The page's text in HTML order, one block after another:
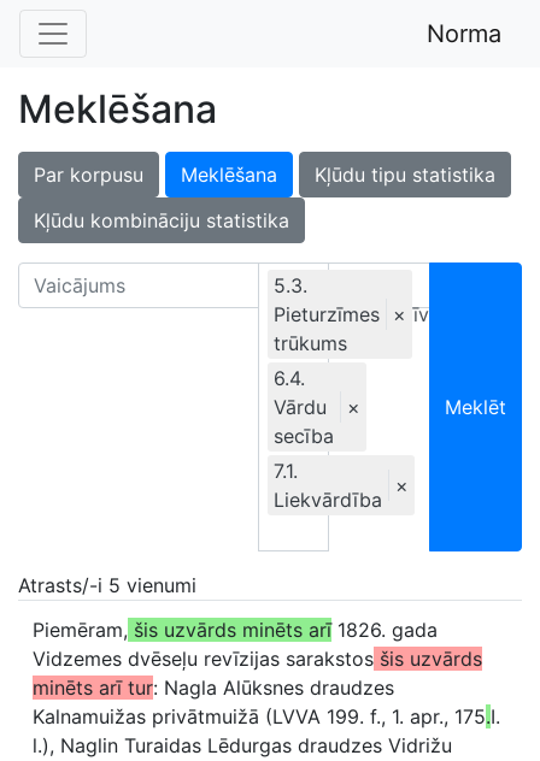
Norma
Meklēšana
Par korpusu Meklēšana
Kļūdu tipu statistika
Kļūdu kombināciju statistika
5.3.
Pieturzīmes
trūkums
×
6.4.
Vārdu
secība
×
7.1.
Liekvārdība
×
Ekskluzīvi
Meklēt
Atrasts/-i 5 vienumi
Piemēram, šis uzvārds minēts arī1826. gada
Vidzemes dvēseļu revīzijas sarakstos šis uzvārds
minēts arī tur: Nagla Alūksnes draudzes
Kalnamuižas privātmuižā (LVVA 199. f., 1. apr., 175.I.
l.), Naglin Turaidas Lēdurgas draudzes Vidrižu